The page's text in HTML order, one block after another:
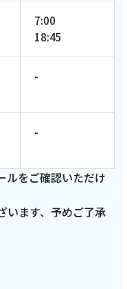
7:00
18:45
-
-
ルをご確認いただけ
います、予めご了承